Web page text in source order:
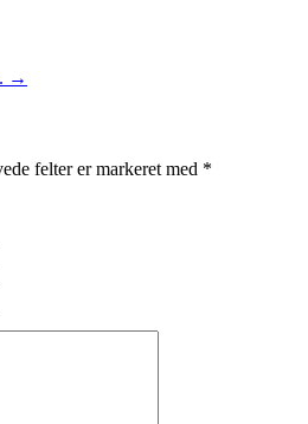
→
felter er markeret med *